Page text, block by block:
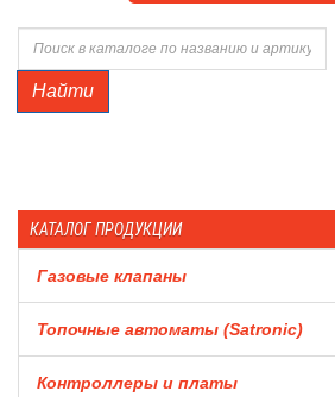
Найти
КАТАЛОГ ПРОДУКЦИИ
Газовые клапаны
Топочные автоматы (Satronic)
Контроллеры и платы